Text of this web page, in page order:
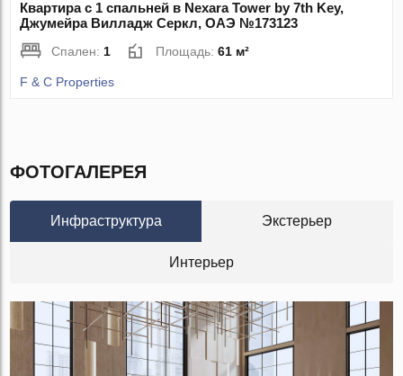
Квартира с 1 спальней в Nexara Tower by 7th Key,
Джумейра Вилладж Серкл, ОАЭ №173123
Спален: 1 Площадь:61 м²
F & C Properties
ФОТОГАЛЕРЕЯ
Инфраструктура Экстерьер
Интерьер